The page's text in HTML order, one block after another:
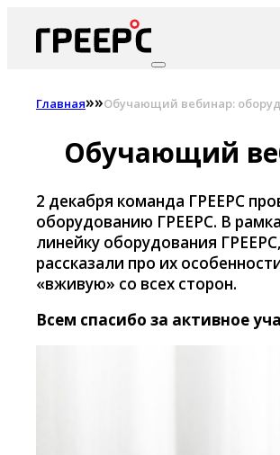
Главная»»Обучающий вебинар:
Обучающий
2 декабря команда ГРЕЕРС
оборудованию ГРЕЕРС. В
линейку оборудования
рассказали про их
«вживую» со всех сторон.
Всем спасибо за активное